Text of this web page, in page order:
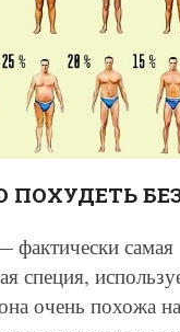
ПОХУДЕТЬ
самая
специя,
очень похожа